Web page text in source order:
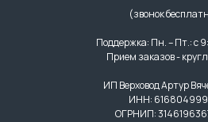
(звонок
Поддержка: Пн. – Пт.: с
Прием заказов -
ИП Верховод Артур
ИНН:
ОГРНИП: